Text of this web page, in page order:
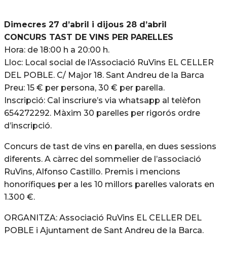
Dimecres 27 d’abril i dijous 28 d’abril
CONCURS TAST DE VINS PER PARELLES
Hora: de 18:00 h a 20:00 h.
Lloc: Local social de l’Associació RuVins EL CELLER
DEL POBLE. C/ Major 18. Sant Andreu de la Barca
Preu: 15 € per persona, 30 € per parella.
Inscripció: Cal inscriure’s via whatsapp al telèfon
654272292. Màxim 30 parelles per rigorós ordre
d’inscripció.
Concurs de tast de vins en parella, en dues sessions
diferents. A càrrec del sommelier de l’associació
RuVins, Alfonso Castillo. Premis i mencions
honorífiques per a les 10 millors parelles valorats en
1.300 €.
ORGANITZA: Associació RuVins EL CELLER DEL
POBLE i Ajuntament de Sant Andreu de la Barca.